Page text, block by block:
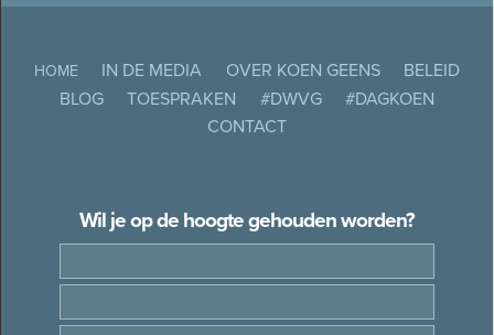
HOME IN DE MEDIA OVER KOEN GEENS
BELEID
BLOG
TOESPRAKEN #DWVG
#DAGKOEN
CONTACT
Wil je op de hoogte gehouden worden?